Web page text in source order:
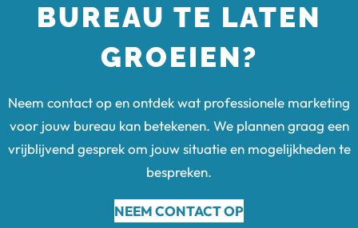
BUREAU TE LATEN
GROEIEN?
Neem contact op en ontdek wat professionele marketing
voor jouw bureau kan betekenen. We plannen graag een
vrijblijvend gesprek om jouw situatie en mogelijkheden te
bespreken.
NEEM CONTACT OP